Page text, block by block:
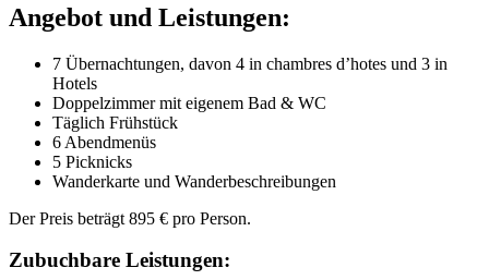
Angebot und Leistungen:
7 Übernachtungen, davon 4 in chambres d’hotes und 3 in
Hotels
Doppelzimmer mit eigenem Bad & WC
Täglich Frühstück
6 Abendmenüs
5 Picknicks
Wanderkarte und Wanderbeschreibungen
Der Preis beträgt 895 € pro Person.
Zubuchbare Leistungen: